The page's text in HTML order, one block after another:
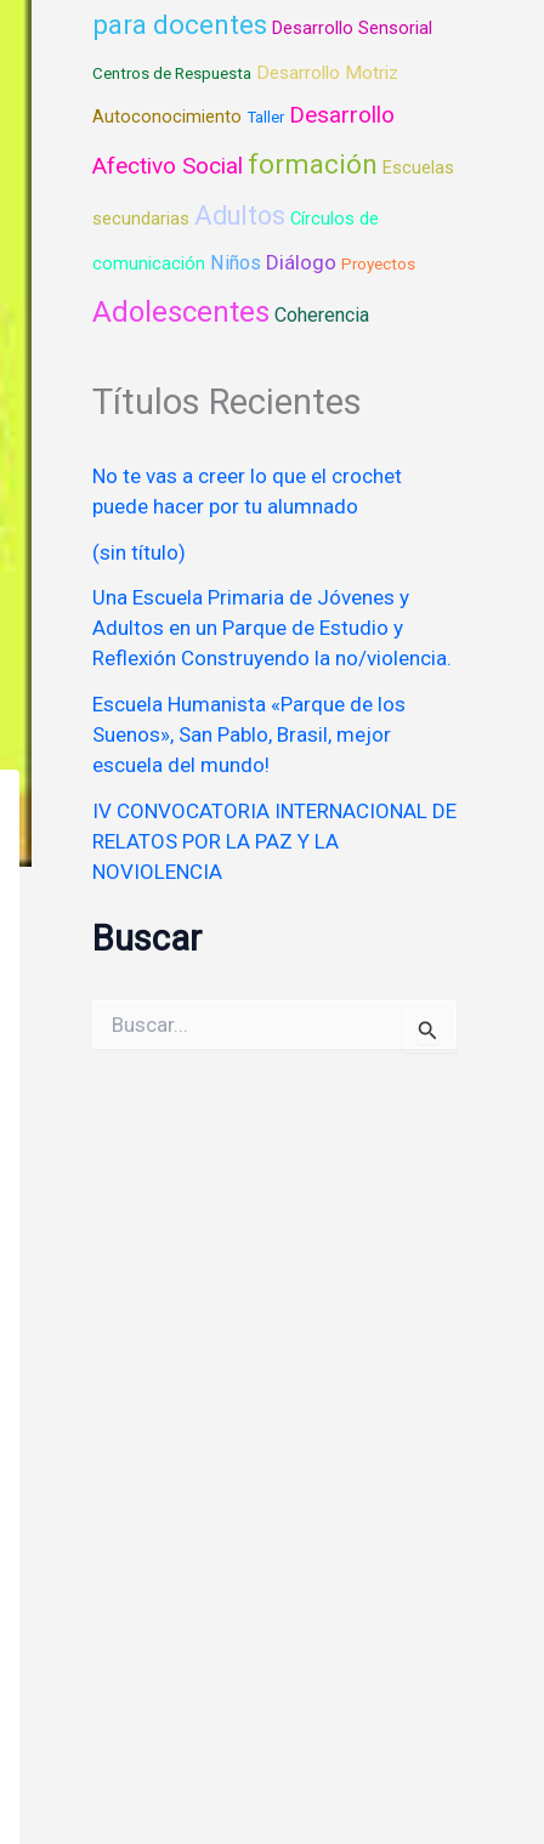
para docentes Desarrollo Sensorial
Centros de Respuesta Desarrollo Motriz
Autoconocimiento Taller Desarrollo
Afectivo Social formación Escuelas
secundarias Adultos Círculos de
comunicación Niños Diálogo Proyectos
Adolescentes Coherencia
Títulos Recientes
No te vas a creer lo que el crochet
puede hacer por tu alumnado
(sin título)
Una Escuela Primaria de Jóvenes y
Adultos en un Parque de Estudio y
Reflexión Construyendo la no/violencia.
Escuela Humanista «Parque de los
Suenos», San Pablo, Brasil, mejor
escuela del mundo!
IV CONVOCATORIA INTERNACIONAL DE
RELATOS POR LA PAZ Y LA
NOVIOLENCIA
Buscar
por: